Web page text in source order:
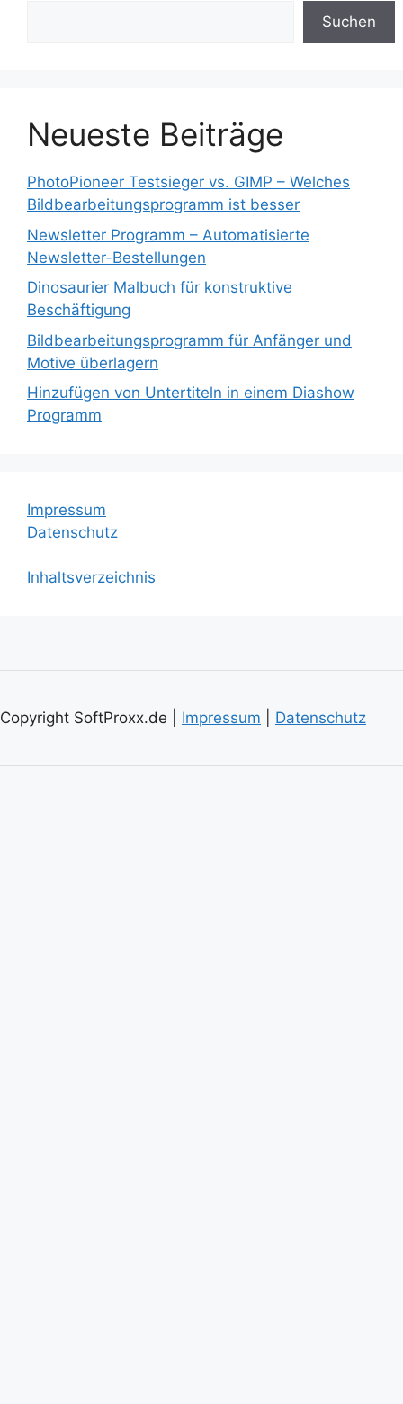
Suchen
Neueste Beiträge
PhotoPioneer Testsieger vs. GIMP – Welches
Bildbearbeitungsprogramm ist besser
Newsletter Programm – Automatisierte
Newsletter-Bestellungen
Dinosaurier Malbuch für konstruktive
Beschäftigung
Bildbearbeitungsprogramm für Anfänger und
Motive überlagern
Hinzufügen von Untertiteln in einem Diashow
Programm
Impressum
Datenschutz
Inhaltsverzeichnis
Copyright SoftProxx.de | Impressum Datenschutz